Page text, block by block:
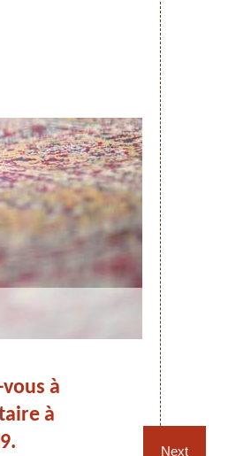
à
à
Next